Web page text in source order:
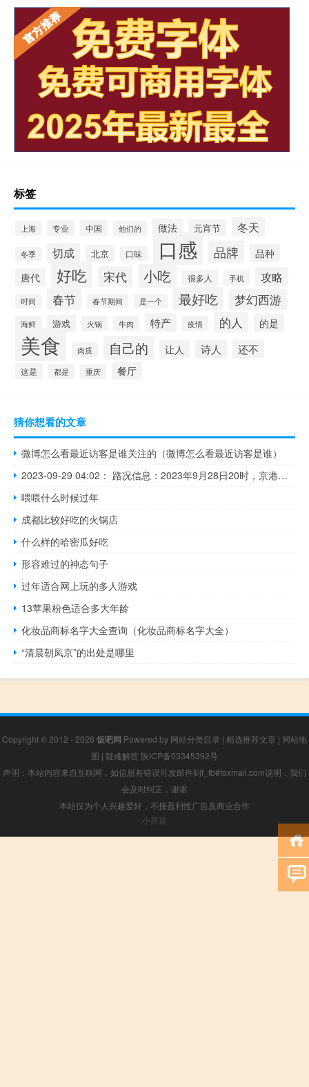
标签
上海 专业 中国 他们的 做法 元宵节 冬天
冬季 切成 北京 口味 口感 品牌
品种
唐代
好吃 宋代 小吃 很多人 手机 攻略
时间 春节 春节期间 是一个 最好吃 梦幻西游
海鲜 游戏 火锅 牛肉 特产 疫情 的人 的是
美食 肉质 自己的 让人 诗人 还不
这是 都是 重庆 餐厅
猜你想看的文章
微博怎么看最近访客是谁关注的（微博怎么看最近访客是谁）
2023-09-29 04:02： 路况信息：2023年9月28日20时，京港澳高速潭耒（潭衡）段伞铺收费站附近以南K1560处北往南因车流量大造成交通通行缓慢，至29日3时53分已恢复正常通行。 ​​​
喂喂什么时候过年
成都比较好吃的火锅店
什么样的哈密瓜好吃
形容难过的神态句子
过年适合网上玩的多人游戏
13苹果粉色适合多大年龄
化妆品商标名字大全查询（化妆品商标名字大全）
“清晨朝凤京”的出处是哪里
Copyright © 2012 - 2026 饭吧网 Powered by 网站分类目录 | 精选推荐文章 | 网站地
图 | 疑难解答 陕ICP备03345392号
声明：本站内容来自互联网，如信息有错误可发邮件到f_fb#foxmail.com说明，我们
会及时纠正，谢谢
本站仅为个人兴趣爱好，不接盈利性广告及商业合作
小男孩